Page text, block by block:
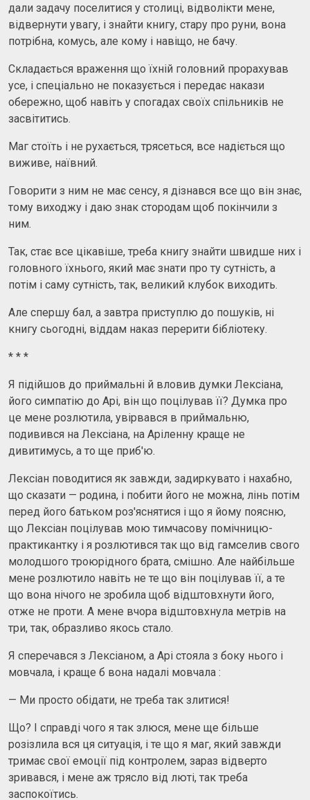
дали задачу поселитися у столиці, відволікти мене,
відвернути увагу, і знайти книгу, стару про руни, вона
потрібна, комусь, але кому і навіщо, не бачу.
Складається враження що їхній головний прорахував
усе, і спеціально не показується і передає накази
обережно, щоб навіть у спогадах своїх спільників не
засвітитись.
Маг стоїть і не рухається, трясеться, все надіється що
виживе, наївний.
Говорити з ним не має сенсу, я дізнався все що він знає,
тому виходжу і даю знак стородам щоб покінчили з
ним.
Так, стає все цікавіше, треба книгу знайти швидше них і
головного їхнього, який має знати про ту сутність, а
потім і саму сутність, так, великий клубок виходить.
Але спершу бал, а завтра приступлю до пошуків, ні
книгу сьогодні, віддам наказ перерити бібліотеку.
* * *
Я підійшов до приймальні й вловив думки Лексіана,
його симпатію до Арі, він що поцілував її? Думка про
це мене розлютила, увірвався в приймальню,
подивився на Лексіана, на Аріленну краще не
дивитимусь, а то ще приб'ю.
Лексіан поводитися як завжди, задиркувато і нахабно,
що сказати — родина, і побити його не можна, лінь потім
перед його батьком роз'яснятися і що я йому поясню,
що Лексіан поцілував мою тимчасову помічницю-
практикантку і я розлютився так що від гамселив свого
молодшого троюрідного брата, смішно. Але найбільше
мене розлютило навіть не те що він поцілував її, а те
що вона нічого не зробила щоб відштовхнути його,
отже не проти. А мене вчора відштовхнула метрів на
три, так, образливо якось стало.
Я сперечався з Лексіаном, а Арі стояла з боку нього і
мовчала, і краще б вона надалі мовчала :
— Ми просто обідати, не треба так злитися!
Що? І справді чого я так злюся, мене ще більше
розізлила вся ця ситуація, і те що я маг, який завжди
тримає свої емоції під контролем, зараз відверто
зривався, і мене аж трясло від люті, так треба
заспокоїтись.